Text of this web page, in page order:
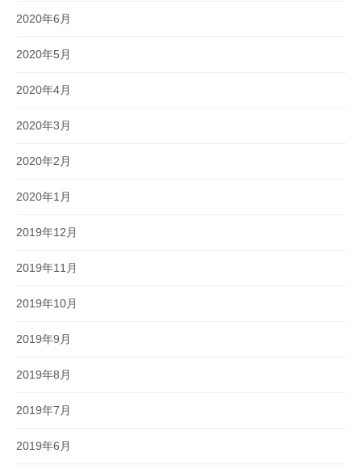
2020年6月
2020年5月
2020年4月
2020年3月
2020年2月
2020年1月
2019年12月
2019年11月
2019年10月
2019年9月
2019年8月
2019年7月
2019年6月